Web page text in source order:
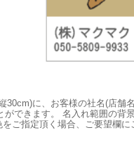
30cm)に、お客様の社名(店舗
できます。
名入れ範囲の背
をご指定頂く場合、ご要望欄に